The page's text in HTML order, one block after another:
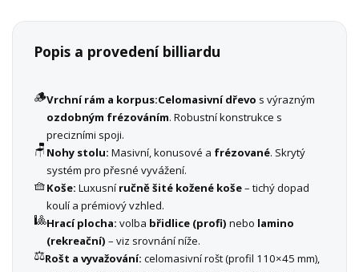
Popis a provedení billiardu
🪵Vrchní rám a korpus:Celomasivní dřevo s výrazným
ozdobným frézováním. Robustní konstrukce s
precizními spoji.
🪑 Nohy stolu: Masivní, konusové a frézované. Skrytý
systém pro přesné vyvážení.
🧺Koše: Luxusní ručně šité kožené koše– tichý dopad
koulí a prémiový vzhled.
🎱Hrací plocha: volba břidlice (profi) nebo lamino
(rekreační) – viz srovnání níže.
⚖️Rošt a vyvažování: celomasivní rošt (profil 110×45 mm),